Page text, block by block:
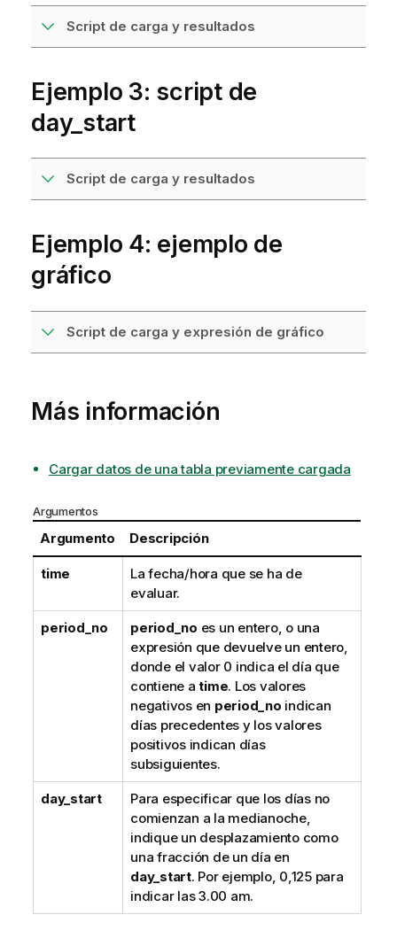
Script de carga y resultados
Ejemplo 3: script de
day_start
Script de carga y resultados
Ejemplo 4: ejemplo de
gráfico
Script de carga y expresión de gráfico
Más información
Cargar datos de una tabla previamente cargada
Argumentos
Argumento Descripción
time
La fecha/hora que se ha de
evaluar.
period_no period_no es un entero, o una
expresión que devuelve un entero,
donde el valor 0 indica el día que
contiene atime. Los valores
negativos en period_no indican
días precedentes y los valores
positivos indican días
subsiguientes.
day_start
Para especificar que los días no
comienzan a la medianoche,
indique un desplazamiento como
una fracción de un día en
day_start. Por ejemplo, 0,125 para
indicar las 3.00 am.